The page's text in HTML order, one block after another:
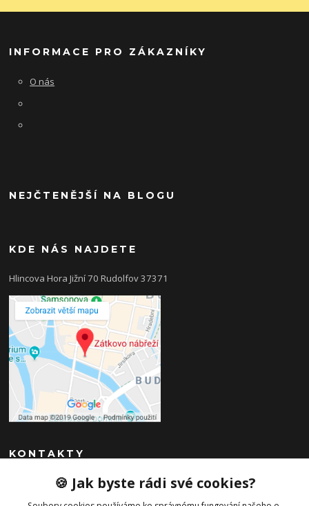
INFORMACE PRO ZÁKAZNÍKY
O nás
NEJČTENĚJŠÍ NA BLOGU
KDE NÁS NAJDETE
Hlincova Hora Jižní 70 Rudolfov 37371
KONTAKTY
Ivana Nováková
+420 602154928
🍪 Jak byste rádi své cookies?